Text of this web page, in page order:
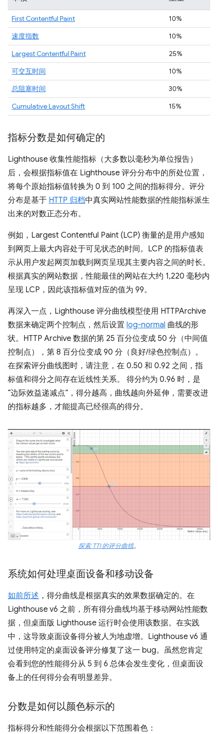
First Contentful Paint
10%
速度指数
10%
Largest Contentful Paint
25%
可交互时间
10%
总阻塞时间
30%
Cumulative Layout Shift
15%
指标分数是如何确定的
Lighthouse 收集性能指标（大多数以毫秒为单位报告）
后，会根据指标值在 Lighthouse 评分分布中的所处位置，
将每个原始指标值转换为 0 到 100 之间的指标得分。评分
分布是基于 HTTP 归档中真实网站性能数据的性能指标派生
出来的对数正态分布。
例如，Largest Contentful Paint (LCP) 衡量的是用户感知
到网页上最大内容处于可见状态的时间。LCP 的指标值表
示从用户发起网页加载到网页呈现其主要内容之间的时长。
根据真实的网站数据，性能最佳的网站在大约 1,220 毫秒内
呈现 LCP，因此该指标值对应的值为 99。
再深入一点，Lighthouse 评分曲线模型使用 HTTPArchive
数据来确定两个控制点，然后设置 log-normal 曲线的形
状。HTTP Archive 数据的第 25 百分位变成 50 分（中间值
控制点），第 8 百分位变成 90 分（良好/绿色控制点）。
在探索评分曲线图时，请注意，在 0.50 和 0.92 之间，指
标值和得分之间存在近线性关系。 得分约为 0.96 时，是
“边际效益递减点”，得分越高，曲线越向外延伸，需要改进
的指标越多，才能提高已经很高的得分。
探索 TTI 的评分曲线。
系统如何处理桌面设备和移动设备
如前所述 ，得分曲线是根据真实的效果数据确定的。在
Lighthouse v6 之前，所有得分曲线均基于移动网站性能数
据，但桌面版 Lighthouse 运行时会使用该数据。在实践
中，这导致桌面设备得分被人为地虚增。Lighthouse v6 通
过使用特定的桌面设备评分修复了这一 bug。虽然您肯定
会看到您的性能得分从 5 到 6 总体会发生变化，但桌面设
备上的任何得分会有明显差异。
分数是如何以颜色标示的
指标得分和性能得分会根据以下范围着色：